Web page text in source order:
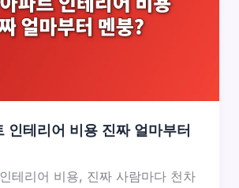
인테리어 비용 진짜 얼마부터
테리어 비용, 진짜 사람마다 천차